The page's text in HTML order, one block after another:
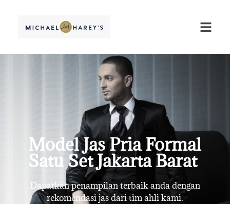
Model Jas Pria Formal
Satu Set Jakarta Barat
Dapatkan penampilan terbaik anda dengan
rekomendasi jas dari tim ahli kami.